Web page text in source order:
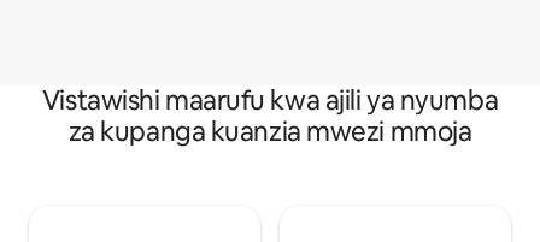
Vistawishi maarufu kwa ajili ya nyumba
za kupanga kuanzia mwezi mmoja